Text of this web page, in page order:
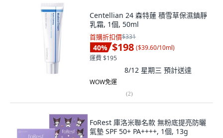
Centellian 24 森特蓮 積雪草保濕鎮靜
乳霜, 1個, 50ml
首購折扣價$331
40% $198 ($39.60/10ml)
運費 $195
8/12 星期三 預計送達
WOW免運
(2)
FoRest 庫洛米聯名款 無粉底提亮防曬
氣墊 SPF 50+ PA++++, 1個, 13g